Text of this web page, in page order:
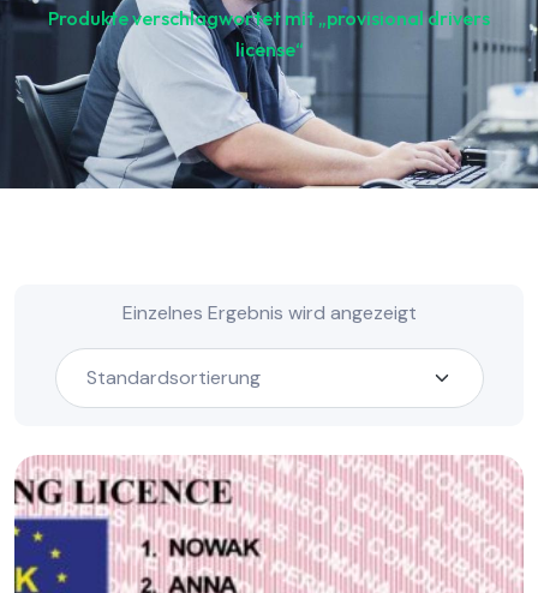
Produkte verschlagwortet mit „provisional drivers
license“
Einzelnes Ergebnis wird angezeigt